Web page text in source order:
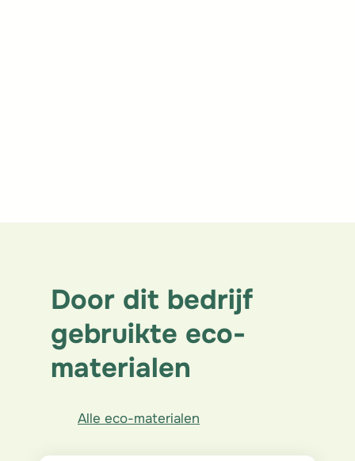
Door dit bedrijf
gebruikte eco-
materialen
Alle eco-materialen